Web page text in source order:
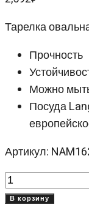
Тарелка
Прочность
Можно
Посуда
Артикул:
Количество
товара
В корзину